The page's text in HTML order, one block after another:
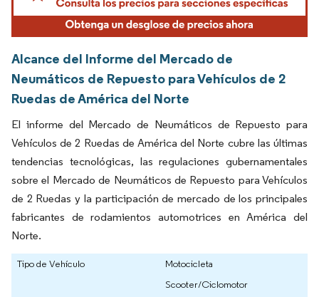
Alcance del Informe del Mercado de
Neumáticos de Repuesto para Vehículos de 2
Ruedas de América del Norte
El informe del Mercado de Neumáticos de Repuesto para
Vehículos de 2 Ruedas de América del Norte cubre las últimas
tendencias tecnológicas, las regulaciones gubernamentales
sobre el Mercado de Neumáticos de Repuesto para Vehículos
de 2 Ruedas y la participación de mercado de los principales
fabricantes de rodamientos automotrices en América del
Norte.
Tipo de Vehículo
Motocicleta
Scooter/Ciclomotor